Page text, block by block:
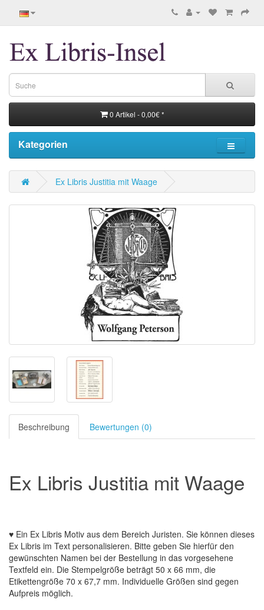
0 Artikel - 0,00€ *
Kategorien
Ex Libris Justitia mit Waage
Beschreibung Bewertungen (0)
Ex Libris Justitia mit Waage
♥ Ein Ex Libris Motiv aus dem Bereich Juristen. Sie können dieses
Ex Libris im Text personalisieren. Bitte geben Sie hierfür den
gewünschten Namen bei der Bestellung in das vorgesehene
Textfeld ein. Die Stempelgröße beträgt 50 x 66 mm, die
Etikettengröße 70 x 67,7 mm. Individuelle Größen sind gegen
Aufpreis möglich.